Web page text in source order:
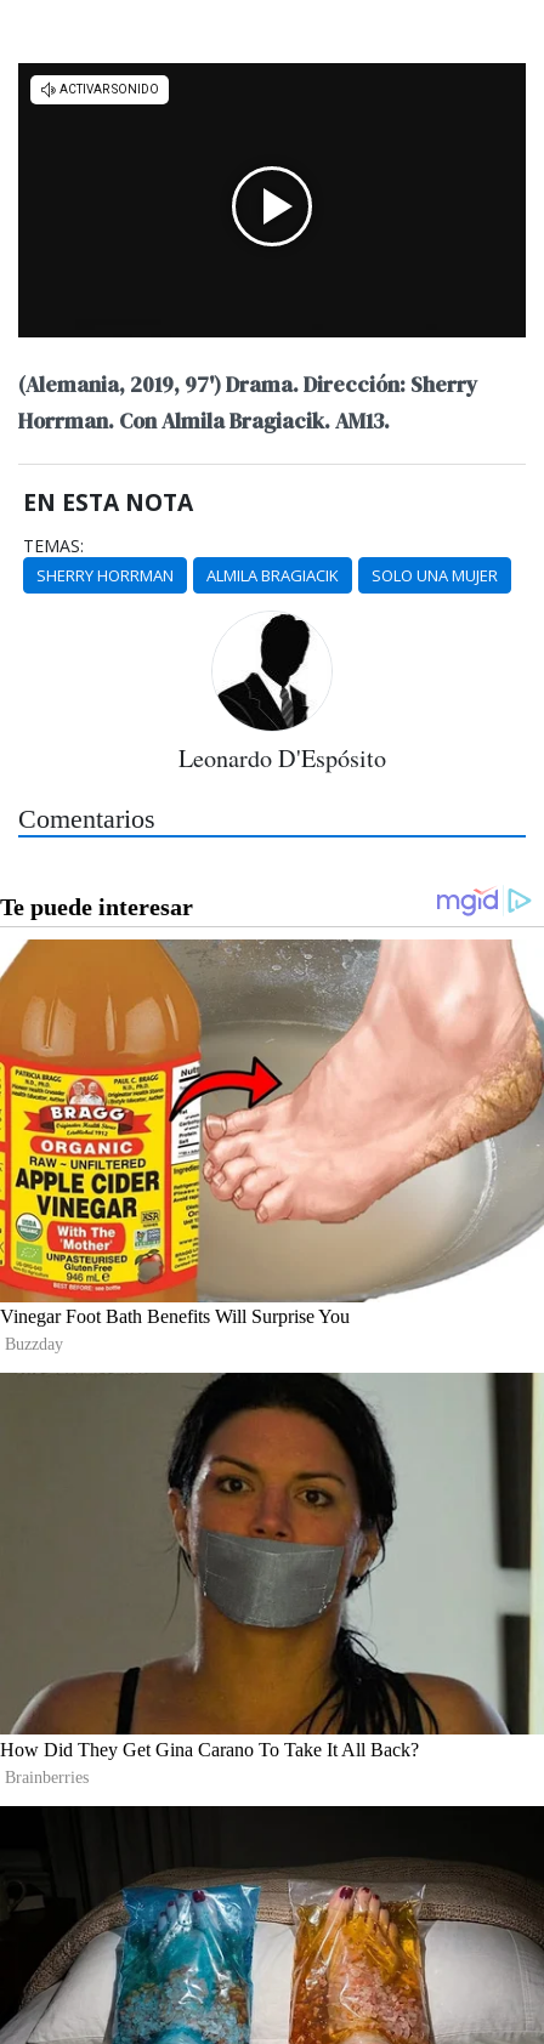
(Alemania, 2019, 97') Drama. Dirección: Sherry
Horrman. Con Almila Bragiacik. AM13.
EN ESTA NOTA
TEMAS:
SHERRY HORRMAN ALMILA BRAGIACIK SOLO UNA MUJER
Leonardo D'Espósito
Comentarios